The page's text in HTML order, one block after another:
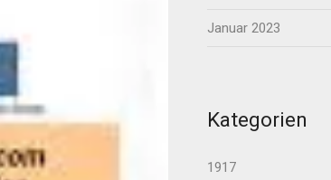
Januar 2023
Kategorien
1917